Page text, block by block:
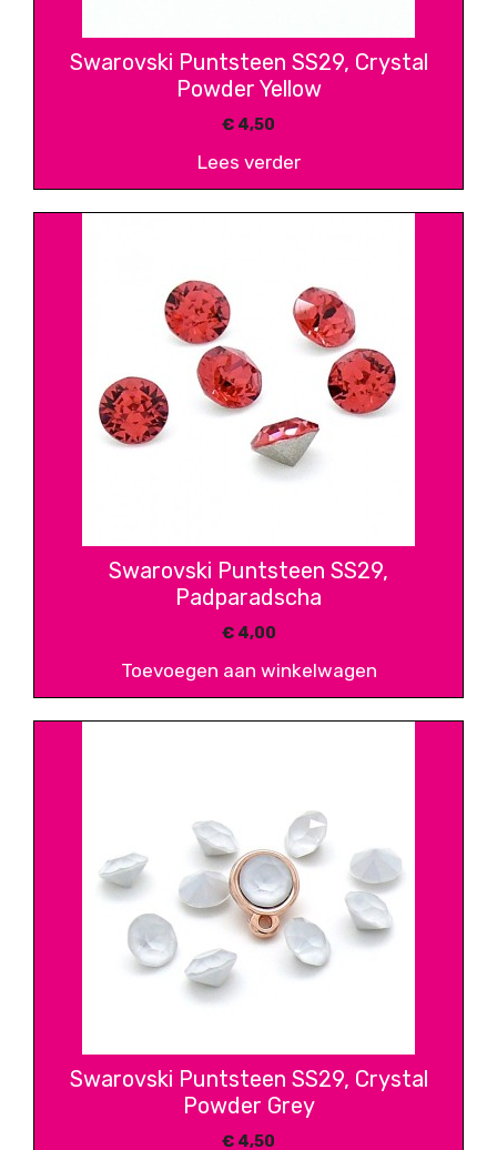
Swarovski Puntsteen SS29, Crystal
Powder Yellow
€ 4,50
Lees verder
Swarovski Puntsteen SS29,
Padparadscha
€4,00
Toevoegen aan winkelwagen
Swarovski Puntsteen SS29, Crystal
Powder Grey
€ 4,50